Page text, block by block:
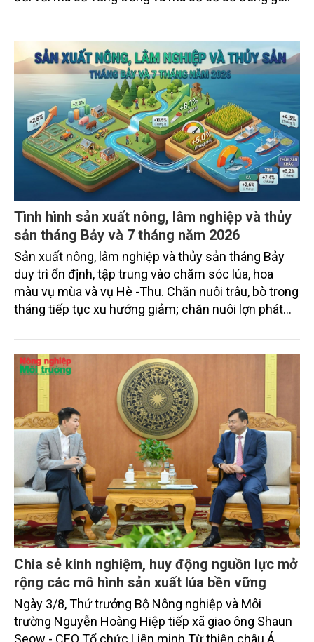
của Chính phủ về đơn giản hóa thủ tục hành chính
đối với mã số vùng trồng và mã số cơ sở đóng gói.
Tình hình sản xuất nông, lâm nghiệp và thủy
sản tháng Bảy và 7 tháng năm 2026
Sản xuất nông, lâm nghiệp và thủy sản tháng Bảy
duy trì ổn định, tập trung vào chăm sóc lúa, hoa
màu vụ mùa và vụ Hè -Thu. Chăn nuôi trâu, bò trong
tháng tiếp tục xu hướng giảm; chăn nuôi lợn phát
triển ổn định; chăn nuôi gia cầm duy trì đà tăng
trưởng khá. Diện tích rừng trồng mới và sản lượng
thủy sản đều tăng nhẹ.
Chia sẻ kinh nghiệm, huy động nguồn lực mở
rộng các mô hình sản xuất lúa bền vững
Ngày 3/8, Thứ trưởng Bộ Nông nghiệp và Môi